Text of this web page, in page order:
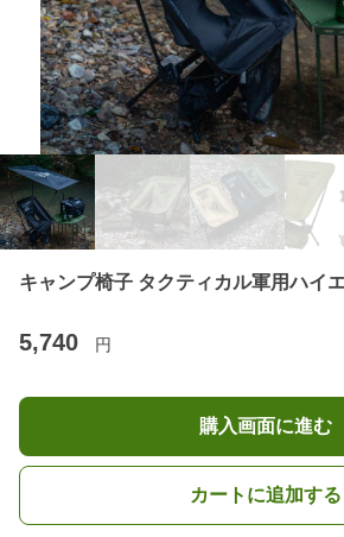
キャンプ椅子 タクティカル軍用ハイ
5,740 円
購入画面に進む
カートに追加する